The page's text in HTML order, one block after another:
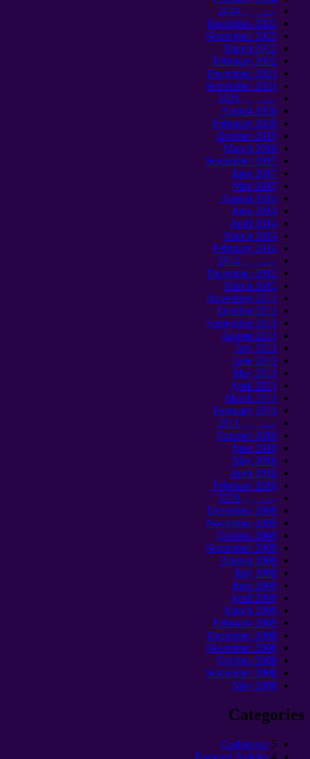
جنوری 2024
December2022
September 2022
March 2022
February 2022
December2021
September 2021
جنوری 2021
August 2020
February 2020
October2019
March 2018
September 2017
June 2017
May 2015
August 2014
June 2014
April 2014
March 2014
February 2014
جنوری 2014
December2012
March 2012
November2011
October2011
September 2011
August 2011
July 2011
June 2011
May 2011
April 2011
March 2011
February 2011
جنوری 2011
October2010
June 2010
May 2010
April 2010
February 2010
جنوری 2010
December2009
November2009
October2009
September 2009
August 2009
July 2009
June 2009
April 2009
March 2009
February 2009
December2008
November2008
October2008
September 2008
May 2008
Categories
Cushtestvo 5